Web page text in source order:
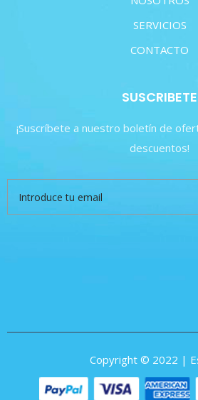
SERVICIOS
CONTACTO
SUSCRIBETE
¡Suscríbete a nuestro boletín de
descuentos!
Copyright © 2022 |